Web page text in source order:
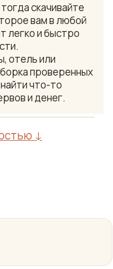
скачивайте
вам в любой
легко и быстро
отель или
проверенных
что-то
и денег.
↓